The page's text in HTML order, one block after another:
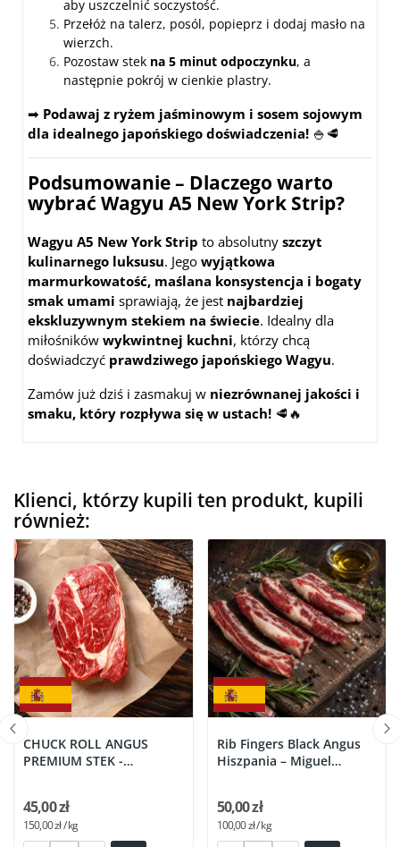
aby uszczelnić soczystość.
Przełóż na talerz, posól, popieprz i dodaj masło na
wierzch.
Pozostaw stek na 5 minut odpoczynku, a
następnie pokrój w cienkie plastry.
➡ Podawaj z ryżem jaśminowym i sosem sojowym
dla idealnego japońskiego doświadczenia! 🍚🥩
Podsumowanie – Dlaczego warto
wybrać Wagyu A5 New York Strip?
Wagyu A5 New York Strip to absolutny szczyt
kulinarnego luksusu. Jego wyjątkowa
marmurkowatość, maślana konsystencja i bogaty
smak umami sprawiają, że jest najbardziej
ekskluzywnym stekiem na świecie. Idealny dla
miłośników wykwintnej kuchni, którzy chcą
doświadczyć prawdziwego japońskiego Wagyu.
Zamów już dziś i zasmakuj w niezrównanej jakości i
smaku, który rozpływa się w ustach! 🥩🔥
Klienci, którzy kupili ten produkt, kupili
również:
CHUCK ROLL ANGUS
PREMIUM STEK -
45,00 zł
150,00 zł / kg
Rib Fingers Black Angus
Hiszpania – Miguel
50,00 zł
100,00 zł / kg